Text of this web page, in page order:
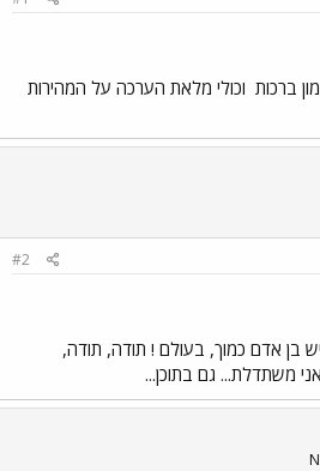
ברכות וכולי מלאת הערכה על המהירות
#2
אדם כמוך, בעולם ! תודה, תודה,
משתדלת... גם בתוכן...